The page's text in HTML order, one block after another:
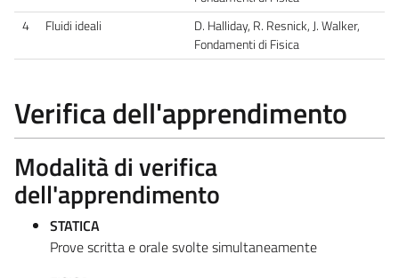
4
Fluidi ideali
D. Halliday, R. Resnick, J. Walker,
Fondamenti di Fisica
Verifica dell'apprendimento
Modalità di verifica
dell'apprendimento
STATICA
Prove scritta e orale svolte simultaneamente